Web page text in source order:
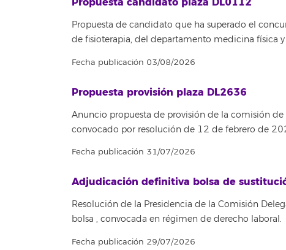
Propuesta de candidato que ha superado el
de fisioterapia, del departamento medicina física
Fecha publicación 03/08/2026
Propuesta provisión plaza DL2636
Anuncio propuesta de provisión de la comisión
convocado por resolución de 12 de febrero de
Fecha publicación 31/07/2026
Adjudicación definitiva bolsa de
Resolución de la Presidencia de la Comisión
bolsa , convocada en régimen de derecho laboral.
Fecha publicación 29/07/2026